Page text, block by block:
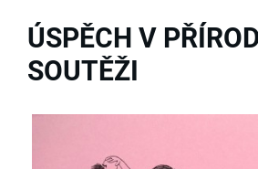
ÚSPĚCH V
SOUTĚŽI